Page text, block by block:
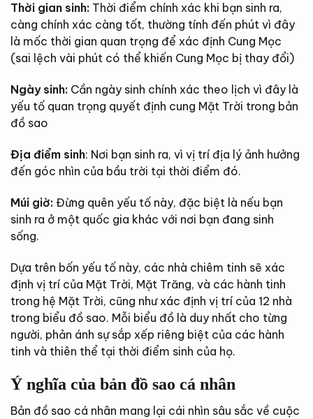
Thời gian sinh: Thời điểm chính xác khi bạn sinh ra,
càng chính xác càng tốt, thường tính đến phút vì đây
là mốc thời gian quan trọng để xác định Cung Mọc
(sai lệch vài phút có thể khiến Cung Mọc bị thay đổi)
Ngày sinh: Cần ngày sinh chính xác theo lịch vì đây là
yếu tố quan trọng quyết định cung Mặt Trời trong bản
đồ sao
Địa điểm sinh: Nơi bạn sinh ra, vì vị trí địa lý ảnh hưởng
đến góc nhìn của bầu trời tại thời điểm đó.
Múi giờ: Đừng quên yếu tố này, đặc biệt là nếu bạn
sinh ra ở một quốc gia khác với nơi bạn đang sinh
sống.
Dựa trên bốn yếu tố này, các nhà chiêm tinh sẽ xác
định vị trí của Mặt Trời, Mặt Trăng, và các hành tinh
trong hệ Mặt Trời, cũng như xác định vị trí của 12 nhà
trong biểu đồ sao. Mỗi biểu đồ là duy nhất cho từng
người, phản ánh sự sắp xếp riêng biệt của các hành
tinh và thiên thể tại thời điểm sinh của họ.
Ý nghĩa của bản đồ sao cá nhân
Bản đồ sao cá nhân mang lại cái nhìn sâu sắc về cuộc